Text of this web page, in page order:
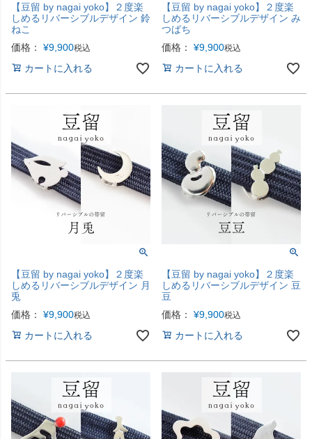
【豆留 by nagai yoko】２度楽
しめるリバーシブルデザイン 鈴
ねこ
価格：
¥9,900税込
カートに入れる
【豆留 by nagai yoko】２度楽
しめるリバーシブルデザイン み
つばち
価格：
¥9,900税込
カートに入れる
【豆留 by nagai yoko】２度楽
しめるリバーシブルデザイン 月
兎
価格：
¥9,900税込
カートに入れる
【豆留 by nagai yoko】２度楽
しめるリバーシブルデザイン 豆
豆
価格：
¥9,900税込
カートに入れる